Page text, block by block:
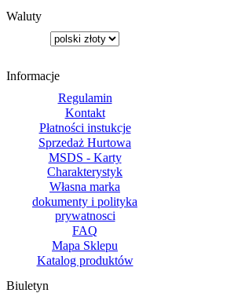
Waluty
Informacje
Regulamin
Kontakt
Płatności instukcje
Sprzedaż Hurtowa
MSDS - Karty
Charakterystyk
Własna marka
dokumenty i polityka
prywatnosci
FAQ
Mapa Sklepu
Katalog produktów
Biuletyn